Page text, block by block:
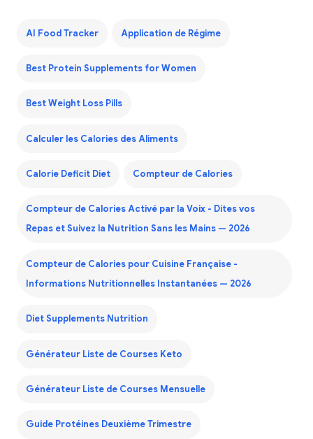
AI Food Tracker Application de Régime
Best Protein Supplements for Women
Best Weight Loss Pills
Calculer les Calories des Aliments
Calorie Deficit Diet Compteur de Calories
Compteur de Calories Activé par la Voix - Dites vos
Repas et Suivez la Nutrition Sans les Mains — 2026
Compteur de Calories pour Cuisine Française -
Informations Nutritionnelles Instantanées — 2026
Diet Supplements Nutrition
Générateur Liste de Courses Keto
Générateur Liste de Courses Mensuelle
Guide Protéines Deuxième Trimestre